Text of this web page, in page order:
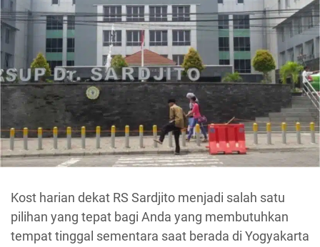
Kost harian dekat RS Sardjito menjadi salah satu
pilihan yang tepat bagi Anda yang membutuhkan
tempat tinggal sementara saat berada di Yogyakarta